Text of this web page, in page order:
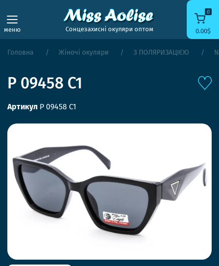
меню Сонцезахисні окуляри оптом
0
0.00$
Головна Жіночі окуляри З ПОЛЯРИЗАЦІЄЮ
P 09458 C1
Артикул P 09458 C1